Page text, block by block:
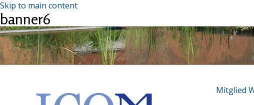
Skip to main content
banner6
Mitglied